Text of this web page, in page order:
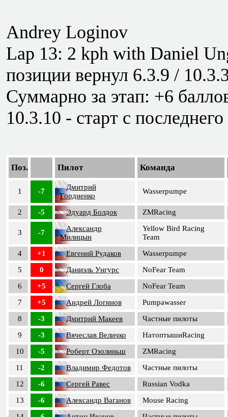
Andrey Loginov
Lap 13: 2 kph with Daniel
позиции вернул 6.3.9 /
Суммарно за этап: +6
10.3.10 - старт с
Поз. Пилот Команда
1 -7
Дмитрий
Гордиенко
Wasserpumpe
2 -5 Эдуард Болдок ZMRacing
3 -7
Александр
Милицын
Yellow Bird Racing
Team
4
+1 Евгений Рудаков
Wasserpumpe
5
0 Даниэль Унгурс
NoFear Team
6
+5 Сергей Глоба
NoFear Team
7
+5 Андрей Логинов
Pumpawasser
8
-3 Дмитрий Макеев
Частные пилоты
9
-3 Вячеслав Величко
НатоптышиRacing
10
-5 Роберт Озолиньш
ZMRacing
11
-2 Владимир Федотов
Частные пилоты
12
-6 Сергей Равес
Russian Vodka
13
-6 Александр Ваганов
Mouse Racing